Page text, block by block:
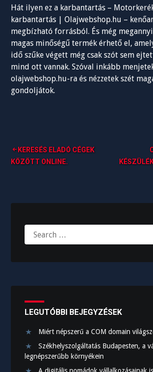
Hát ilyen ez a karbantartás –
karbantartás | Olajwebshop.hu –
megbízható forrásból. És még megannyi
magas minőségű termék érhető el,
idő szűke végett még csak szót sem
mind ott vannak. Szóval inkább
olajwebshop.hu-ra és nézzetek szét
gondoljátok.
B
z
KERESÉS ELADÓ CÉGEK
KÖZÖTT ONLINE.
r
o
r
LEGUTÓBBI BEJEGYZÉSEK
Miért népszerű a COM domain
Székhelyszolgáltatás Budapesten, a
legnépszerűbb környékein